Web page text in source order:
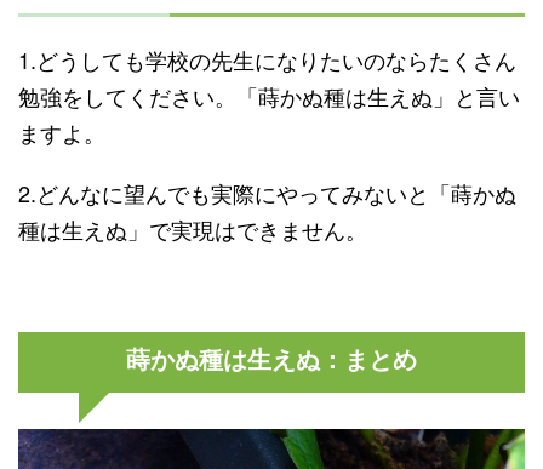
1.どうしても学校の先生になりたいのならたくさん
勉強をしてください。「蒔かぬ種は生えぬ」と言い
ますよ。
2.どんなに望んでも実際にやってみないと「蒔かぬ
種は生えぬ」で実現はできません。
蒔かぬ種は生えぬ：まとめ